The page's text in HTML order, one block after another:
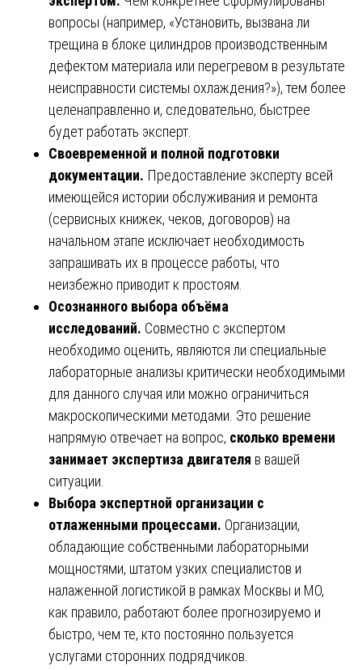
вопросы (например, «Установить, вызвана ли
трещина в блоке цилиндров производственным
дефектом материала или перегревом в результате
неисправности системы охлаждения?»), тем более
целенаправленно и, следовательно, быстрее
будет работать эксперт.
Своевременной и полной подготовки
документации. Предоставление эксперту всей
имеющейся истории обслуживания и ремонта
(сервисных книжек, чеков, договоров) на
начальном этапе исключает необходимость
запрашивать их в процессе работы, что
неизбежно приводит к простоям.
Осознанного выбора объёма
исследований. Совместно с экспертом
необходимо оценить, являются ли специальные
лабораторные анализы критически необходимыми
для данного случая или можно ограничиться
макроскопическими методами. Это решение
напрямую отвечает на вопрос, сколько времени
занимает экспертиза двигателя в вашей
ситуации.
Выбора экспертной организации с
отлаженными процессами. Организации,
обладающие собственными лабораторными
мощностями, штатом узких специалистов и
налаженной логистикой в рамках Москвы и МО,
как правило, работают более прогнозируемо и
быстро, чем те, кто постоянно пользуется
услугами сторонних подрядчиков.